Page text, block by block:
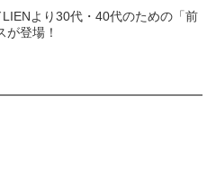
LIENより30代・40代のための「前
登場！